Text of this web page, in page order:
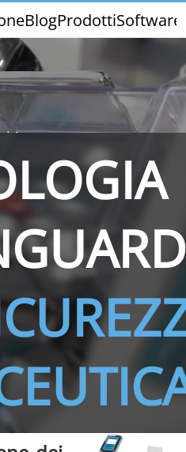
BlogProdottiSoftware
PH210-FFV THS/
PH21N-FFV
THS/
D25